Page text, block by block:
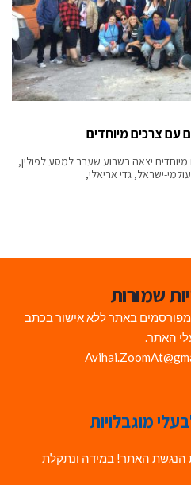
עם צרכים מיוחדים
יצאה בשבוע שעבר למסע לפולין,
ישראל, גדי אריאלי,
שמורות
באתר ללא אישור בכתב
האתר.
מוגבלויות
הנגשת האתר! במידה ונתקלת